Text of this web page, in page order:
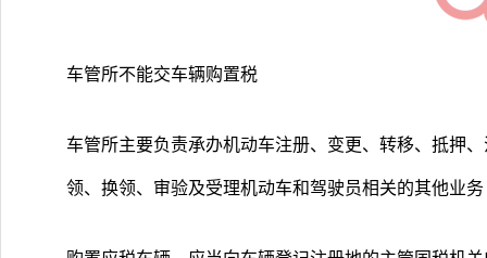
车管所不能交车辆购置税
车管所主要负责承办机动车注册、变更、转移、抵押
领、换领、审验及受理机动车和驾驶员相关的其他业务